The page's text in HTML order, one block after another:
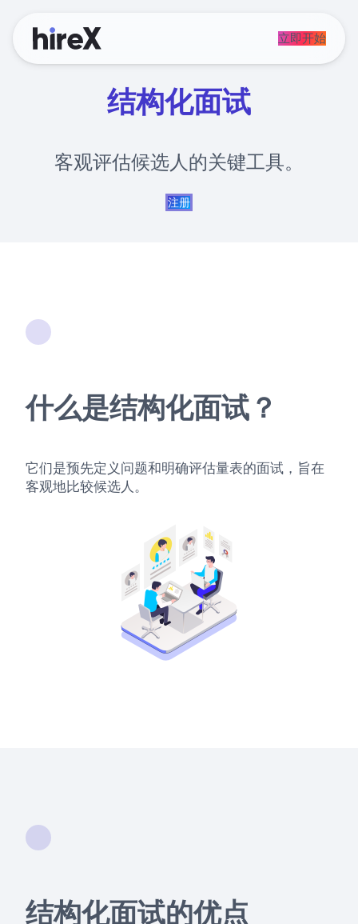
立即开始
结构化面试
客观评估候选人的关键工具。
注册
什么是结构化面试？
它们是预先定义问题和明确评估量表的面试，旨在
客观地比较候选人。
结构化面试的优点